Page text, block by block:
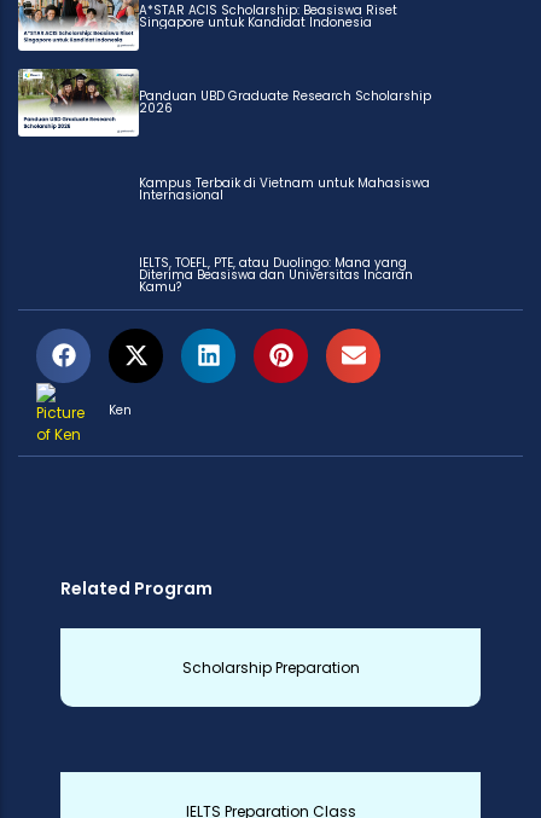
A*STAR ACIS Scholarship: Beasiswa Riset
Singapore untuk Kandidat Indonesia
Panduan UBD Graduate Research Scholarship
2026
Kampus Terbaik di Vietnam untuk Mahasiswa
Internasional
IELTS, TOEFL, PTE, atau Duolingo: Mana yang
Diterima Beasiswa dan Universitas Incaran
Kamu?
Ken
Related Program
Scholarship Preparation
IELTS Preparation Class